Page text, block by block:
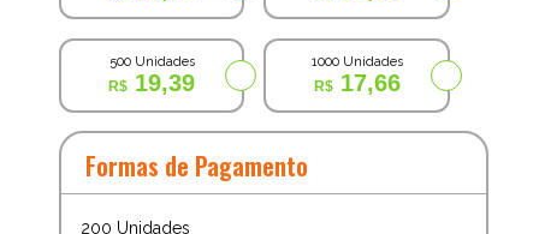
500 Unidades
19,39
1000 Unidades
17,66
Formas de Pagamento
200 Unidades